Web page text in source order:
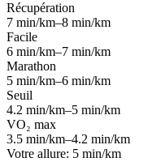
Récupération
7 min/km–8 min/km
Facile
6 min/km–7 min/km
Marathon
5 min/km–6 min/km
Seuil
4.2 min/km–5 min/km
VO₂ max
3.5 min/km–4.2 min/km
Votre allure: 5 min/km